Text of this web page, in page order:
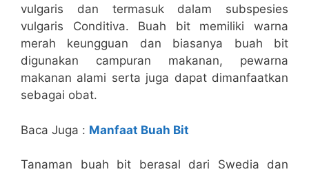
vulgaris dan termasuk dalam subspesies
vulgaris Conditiva. Buah bit memiliki warna
merah keungguan dan biasanya buah bit
digunakan campuran makanan, pewarna
makanan alami serta juga dapat dimanfaatkan
sebagai obat.
Baca Juga : Manfaat Buah Bit
Tanaman buah bit berasal dari Swedia dan